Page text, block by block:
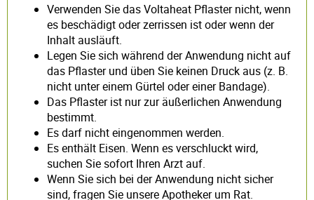
Verwenden Sie das Voltaheat Pflaster nicht, wenn
es beschädigt oder zerrissen ist oder wenn der
Inhalt ausläuft.
Legen Sie sich während der Anwendung nicht auf
das Pflaster und üben Sie keinen Druck aus (z. B.
nicht unter einem Gürtel oder einer Bandage).
Das Pflaster ist nur zur äußerlichen Anwendung
bestimmt.
Es darf nicht eingenommen werden.
Es enthält Eisen. Wenn es verschluckt wird,
suchen Sie sofort Ihren Arzt auf.
Wenn Sie sich bei der Anwendung nicht sicher
sind, fragen Sie unsere Apotheker um Rat.